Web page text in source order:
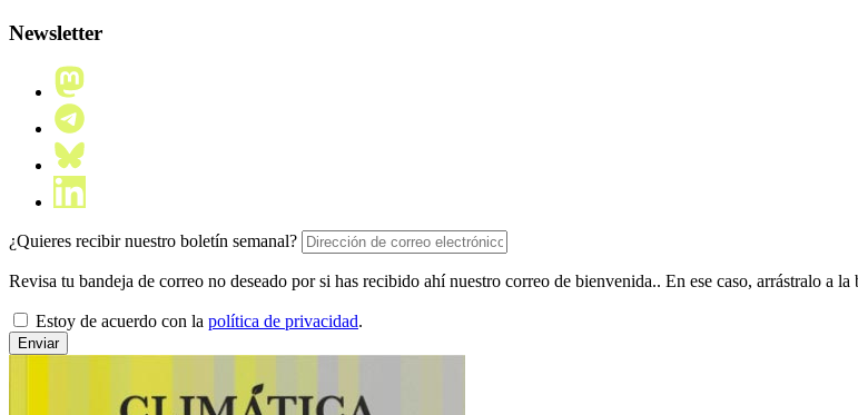
Newsletter
¿Quieres recibir nuestro boletín semanal?
Revisa tu bandeja de correo no deseado por si has recibido ahí nuestro correo de bienvenida.. En ese caso, arrástralo a la
Estoy de acuerdo con la política de privacidad.